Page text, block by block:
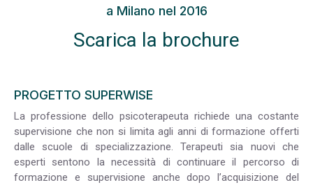
a Milano nel 2016
Scarica la brochure
PROGETTO SUPERWISE
La professione dello psicoterapeuta richiede una costante
supervisione che non si limita agli anni di formazione offerti
dalle scuole di specializzazione. Terapeuti sia nuovi che
esperti sentono la necessità di continuare il percorso di
formazione e supervisione anche dopo l’acquisizione del